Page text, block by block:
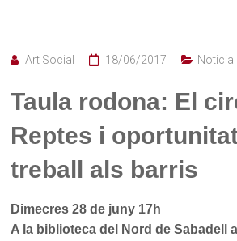
Art Social 18/06/2017 Noticia
Taula rodona: El
Reptes i
treball als barris
Dimecres 28 de juny 17h
A la biblioteca del Nord de Sabadell